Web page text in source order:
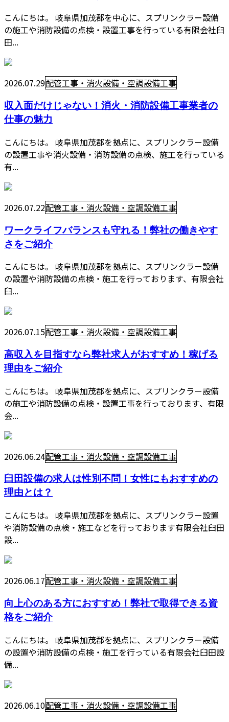
こんにちは。 岐阜県加茂郡を中心に、スプリンクラー設備
の施工や消防設備の点検・設置工事を行っている有限会社臼
田...
2026.07.29配管工事・消火設備・空調設備工事
収入面だけじゃない！消火・消防設備工事業者の
仕事の魅力
こんにちは。 岐阜県加茂郡を拠点に、スプリンクラー設備
の設置工事や消火設備・消防設備の点検、施工を行っている
有...
2026.07.22配管工事・消火設備・空調設備工事
ワークライフバランスも守れる！弊社の働きやす
さをご紹介
こんにちは。 岐阜県加茂郡を拠点に、スプリンクラー設備
の設置や消防設備の点検・施工を行っております、有限会社
臼...
2026.07.15配管工事・消火設備・空調設備工事
高収入を目指すなら弊社求人がおすすめ！稼げる
理由をご紹介
こんにちは。 岐阜県加茂郡を拠点に、スプリンクラー設備
の施工や消防設備の点検・設置工事を行っております、有限
会...
2026.06.24配管工事・消火設備・空調設備工事
臼田設備の求人は性別不問！女性にもおすすめの
理由とは？
こんにちは。 岐阜県加茂郡を拠点に、スプリンクラー設置
や消防設備の点検・施工などを行っております有限会社臼田
設...
2026.06.17配管工事・消火設備・空調設備工事
向上心のある方におすすめ！弊社で取得できる資
格をご紹介
こんにちは。 岐阜県加茂郡を拠点に、スプリンクラー設備
の設置や消防設備の点検・施工を行っている有限会社臼田設
備...
2026.06.10配管工事・消火設備・空調設備工事